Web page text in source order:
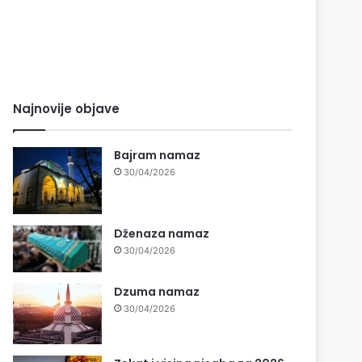
Najnovije objave
Bajram namaz
30/04/2026
Dženaza namaz
30/04/2026
Dzuma namaz
30/04/2026